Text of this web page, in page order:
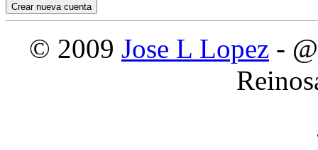
© 2009 Jose L Lopez -